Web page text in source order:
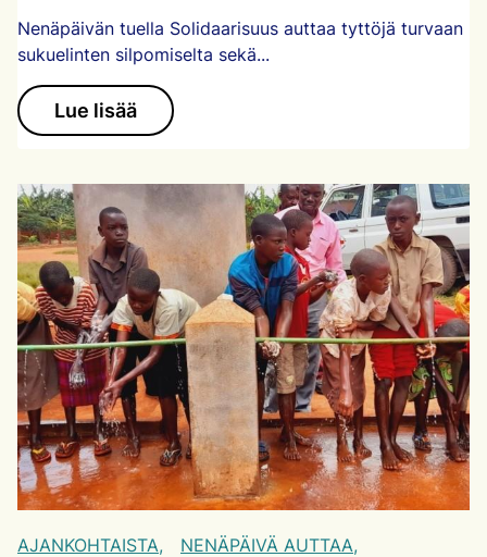
Nenäpäivän tuella Solidaarisuus auttaa tyttöjä turvaan
sukuelinten silpomiselta sekä...
Lue lisää
AJANKOHTAISTA, NENÄPÄIVÄ AUTTAA,